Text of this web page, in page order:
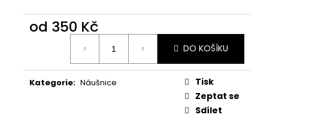
od 350 Kč
DO KOŠÍKU
Kategorie: Náušnice
Tisk
Zeptat se
Sdílet